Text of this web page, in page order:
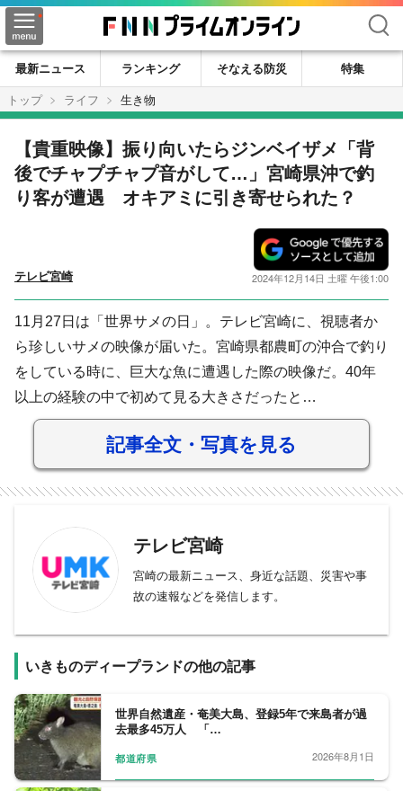
検索
最新ニュース ランキング そなえる防災
特集
トップ
ライフ 生き物
【貴重映像】振り向いたらジンベイザメ「背
後でチャプチャプ音がして…」宮崎県沖で釣
り客が遭遇 オキアミに引き寄せられた？
テレビ宮崎 2024年12月14日 土曜 午後1:00
11月27日は「世界サメの日」。テレビ宮崎に、視聴者か
ら珍しいサメの映像が届いた。宮崎県都農町の沖合で釣り
をしている時に、巨大な魚に遭遇した際の映像だ。40年
以上の経験の中で初めて見る大きさだったと…
記事全文・写真を見る
テレビ宮崎
宮崎の最新ニュース、身近な話題、災害や事
故の速報などを発信します。
いきものディープランドの他の記事
世界自然遺産・奄美大島、登録5年で来島者が過
去最多45万人 「…
都道府県 2026年8月1日